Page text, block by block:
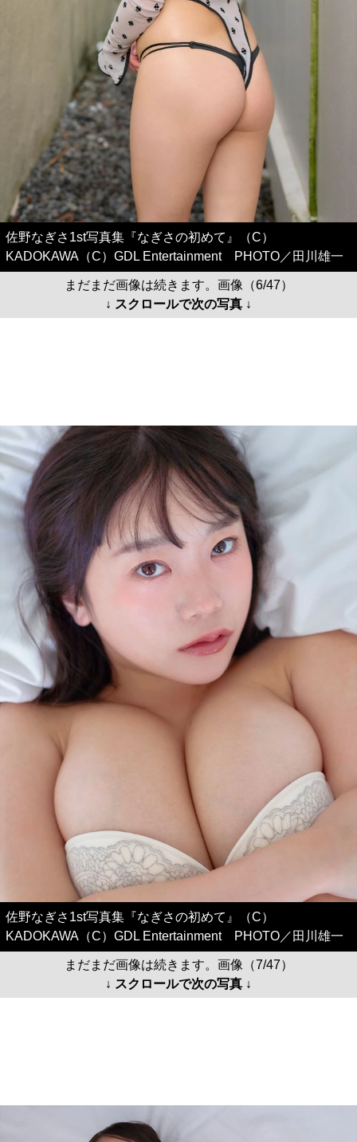
佐野なぎさ1st写真集『なぎさの初めて』（C）
KADOKAWA（C）GDL Entertainment PHOTO／田川雄一
まだまだ画像は続きます。画像（6/47）
↓ スクロールで次の写真 ↓
佐野なぎさ1st写真集『なぎさの初めて』（C）
KADOKAWA（C）GDL Entertainment PHOTO／田川雄一
まだまだ画像は続きます。画像（7/47）
↓ スクロールで次の写真 ↓